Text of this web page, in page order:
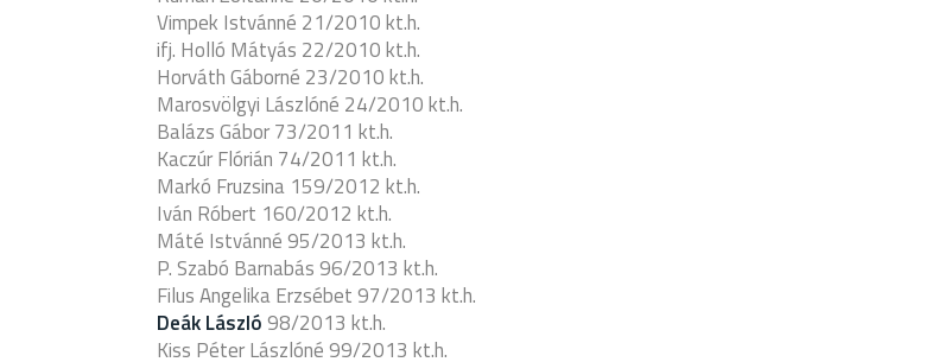
Vimpek Istvánné 21/2010 kt.h.
ifj. Holló Mátyás 22/2010 kt.h.
Horváth Gáborné 23/2010 kt.h.
Marosvölgyi Lászlóné 24/2010 kt.h.
Balázs Gábor 73/2011 kt.h.
Kaczúr Flórián 74/2011 kt.h.
Markó Fruzsina 159/2012 kt.h.
Iván Róbert 160/2012 kt.h.
Máté Istvánné 95/2013 kt.h.
P. Szabó Barnabás 96/2013 kt.h.
Filus Angelika Erzsébet 97/2013 kt.h.
Deák László98/2013 kt.h.
Kiss Péter Lászlóné 99/2013 kt.h.